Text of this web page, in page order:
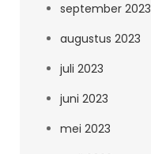
september 2023
augustus 2023
juli 2023
juni 2023
mei 2023